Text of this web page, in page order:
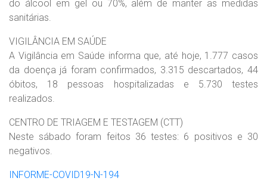
do álcool em gel ou 70%, além de manter as medidas
sanitárias.
VIGILÂNCIA EM SAÚDE
A Vigilância em Saúde informa que, até hoje, 1.777 casos
da doença já foram confirmados, 3.315 descartados, 44
óbitos, 18 pessoas hospitalizadas e 5.730 testes
realizados.
CENTRO DE TRIAGEM E TESTAGEM (CTT)
Neste sábado foram feitos 36 testes: 6 positivos e 30
negativos.
INFORME-COVID19-N-194